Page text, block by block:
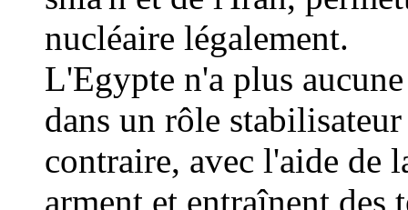
nucléaire légalement.
L'Egypte n'a plus
dans un rôle
contraire, avec l'aide de
arment et entraînent des